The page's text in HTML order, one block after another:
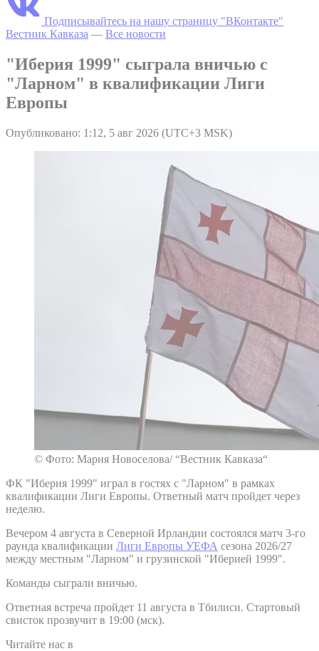
Подписывайтесь на нашу страницу "ВКонтакте"
Вестник Кавказа — Все новости
"Иберия 1999" сыграла вничью с
"Ларном" в квалификации Лиги
Европы
Опубликовано: 1:12, 5 авг 2026 (UTC+3 MSK)
© Фото: Мария Новоселова/ “Вестник Кавказа“
ФК "Иберия 1999" играл в гостях с "Ларном" в рамках
квалификации Лиги Европы. Ответный матч пройдет через
неделю.
Вечером 4 августа в Северной Ирландии состоялся матч 3-го
раунда квалификации Лиги Европы УЕФА сезона 2026/27
между местным "Ларном" и грузинской "Иберией 1999".
Команды сыграли вничью.
Ответная встреча пройдет 11 августа в Тбилиси. Стартовый
свисток прозвучит в 19:00 (мск).
Читайте нас в